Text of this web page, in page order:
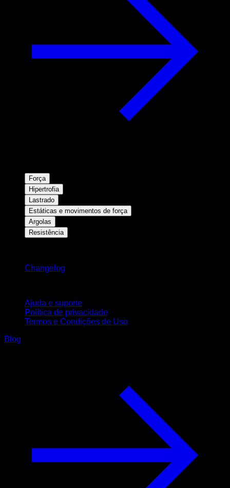
Força
Hipertrofia
Lastrado
Estáticas e movimentos de força
Argolas
Resistência
Changelog
Ajuda e suporte
Política de privacidade
Termos e Condições de Uso
Blog